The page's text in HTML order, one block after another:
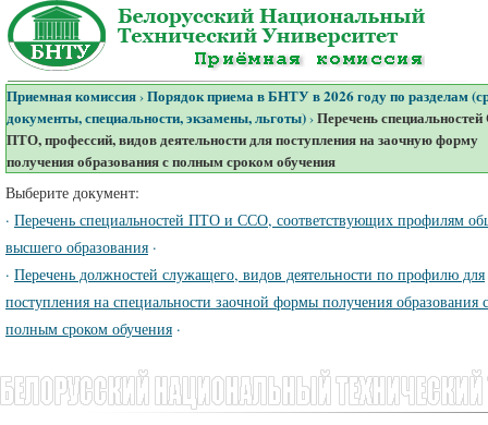
Приемная комиссия›Порядок приема в БНТУ в 2026 году по разделам
документы, специальности, экзамены, льготы)›Перечень
ПТО, профессий, видов деятельности для поступления на заочную форму
получения образования с полным сроком обучения
Выберите документ:
· Перечень специальностей ПТО и ССО, соответствующих профилям
высшего образования ·
· Перечень должностей служащего, видов деятельности по профилю для
поступления на специальности заочной формы получения образования с
полным сроком обучения ·